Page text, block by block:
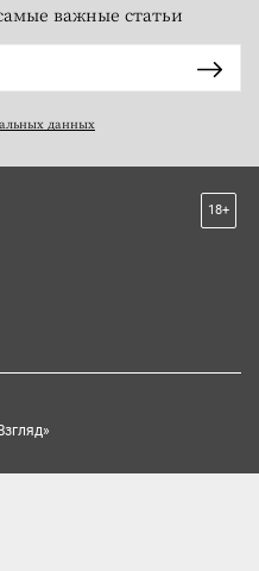
важные статьи
данных
18+